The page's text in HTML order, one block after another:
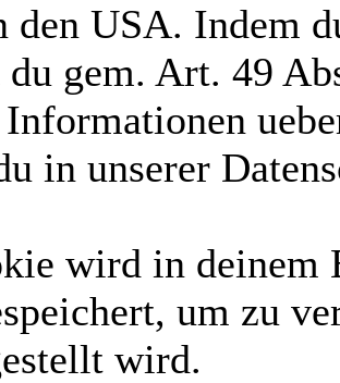
den USA. Indem
gem. Art. 49
in unserer
wird in deinem
um zu
wird.